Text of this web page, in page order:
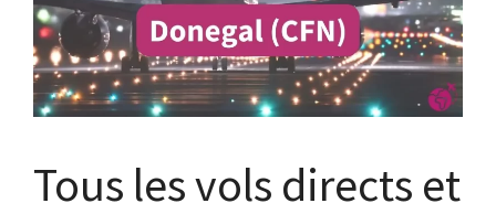
Tous les vols directs et